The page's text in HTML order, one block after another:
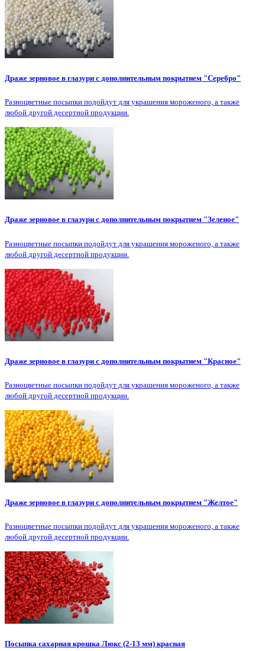
Драже зерновое в глазури с дополнительным покрытием "Серебро"
Разноцветные посыпки подойдут для украшения мороженого, а также
любой другой десертной продукции.
Драже зерновое в глазури с дополнительным покрытием "Зеленое"
Разноцветные посыпки подойдут для украшения мороженого, а также
любой другой десертной продукции.
Драже зерновое в глазури с дополнительным покрытием "Красное"
Разноцветные посыпки подойдут для украшения мороженого, а также
любой другой десертной продукции.
Драже зерновое в глазури с дополнительным покрытием "Желтое"
Разноцветные посыпки подойдут для украшения мороженого, а также
любой другой десертной продукции.
Посыпка сахарная крошка Люкс (2-13 мм) красная